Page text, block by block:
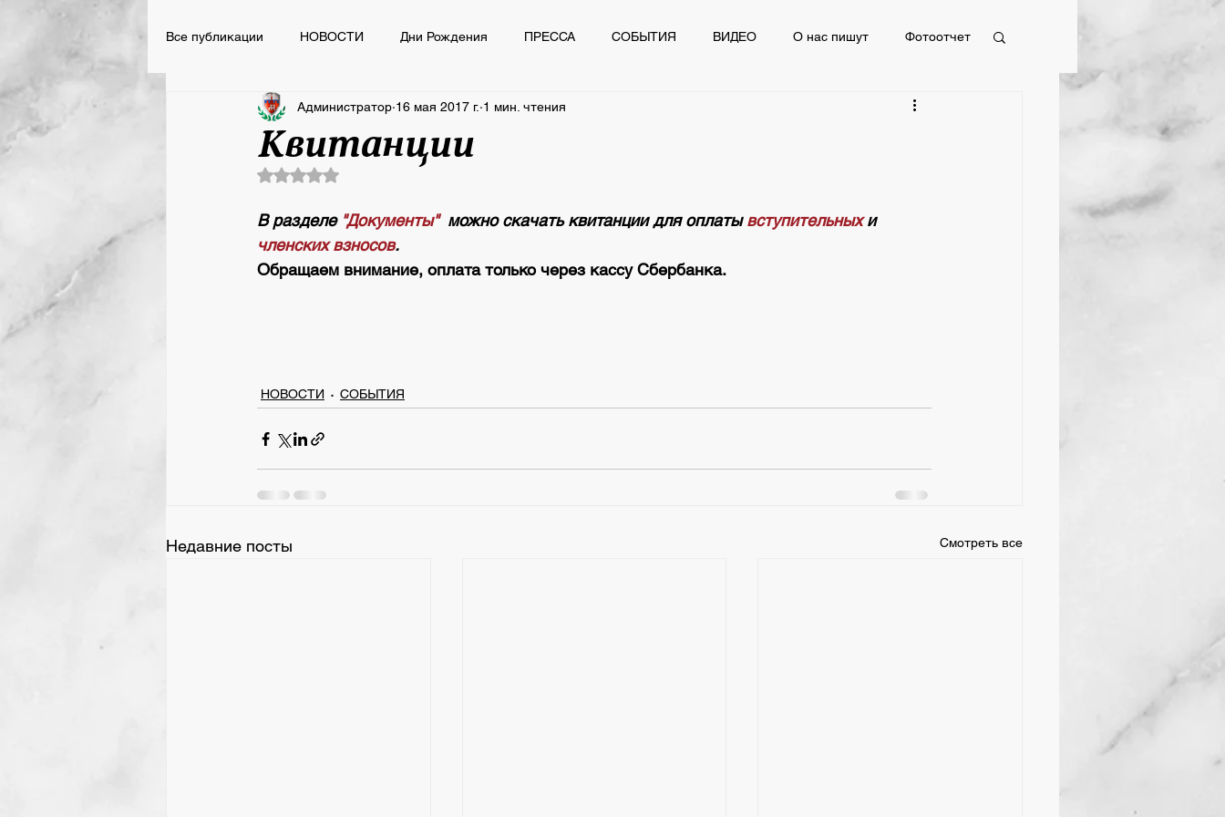
Все публикации НОВОСТИ Дни Рождения ПРЕССА СОБЫТИЯ ВИДЕО О нас пишут Фотоотчет
НОВОСТИ ВСПОМНИТЬ ВСЁ ПРЕССА СОБЫТИЯ
Сегодня День Рождения
Квитанции
Администратор 16 мая 2017 г. 1 мин. чтения
Оценка: не число из 5 звезд.
В разделе "Документы" можно скачать квитанции для оплаты вступительных и
членских взносов.
Обращаем внимание, оплата только через кассу Сбербанка.
НОВОСТИ СОБЫТИЯ
Недавние посты Смотреть все